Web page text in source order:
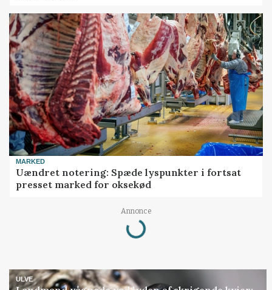
MARKED
Uændret notering: Spæde lyspunkter i fortsat
presset marked for oksekød
Annonce
Loading...
ULVE